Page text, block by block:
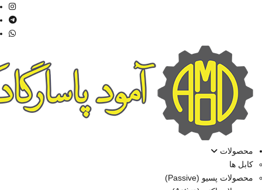
محصولات
کابل ها
محصولات پسیو (Passive)